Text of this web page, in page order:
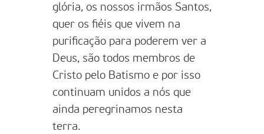
glória, os nossos irmãos Santos,
quer os fiéis que vivem na
purificação para poderem ver a
Deus, são todos membros de
Cristo pelo Batismo e por isso
continuam unidos a nós que
ainda peregrinamos nesta
terra.